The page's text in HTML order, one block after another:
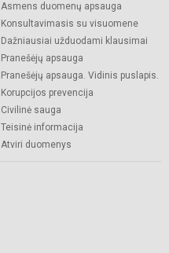
Asmens duomenų apsauga
Konsultavimasis su visuomene
Dažniausiai užduodami klausimai
Pranešėjų apsauga
Pranešėjų apsauga. Vidinis puslapis.
Korupcijos prevencija
Civilinė sauga
Teisinė informacija
Atviri duomenys